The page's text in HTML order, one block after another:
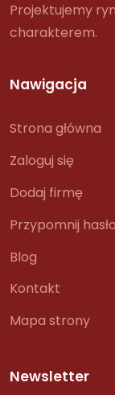
Projektujemy
charakterem.
Nawigacja
Strona główna
Zaloguj się
Dodaj firmę
Przypomnij hasło
Blog
Kontakt
Mapa strony
Newsletter